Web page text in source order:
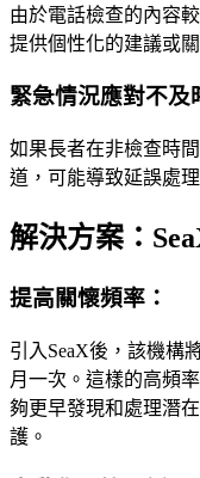
由於電話檢查的內容
提供個性化的建議或
緊急情況應對不及
如果長者在非檢查時
道，可能導致延誤處
解決方案：
提高關懷頻率：
引入SeaX後，該機構
月一次。這樣的高頻
夠更早發現和處理潛
護。